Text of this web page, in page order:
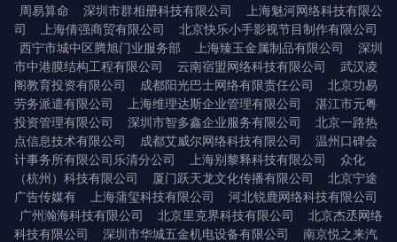
周易算命
深圳市群相册科技有限公司
上海魅河网络科技有限公
司
上海倩强商贸有限公司
北京快乐小手影视节目制作有限公司
西宁市城中区腾旭门业服务部
上海臻玉金属制品有限公司
深圳
市中港膜结构工程有限公司
云南宿盟网络科技有限公司
武汉凌
阁教育投资有限公司
成都阳光巴士网络有限责任公司
北京功易
劳务派遣有限公司
上海维理达斯企业管理有限公司
湛江市元粤
投资管理有限公司
深圳市智多鑫企业服务有限公司
北京一路热
点信息技术有限公司
成都艾威尔网络科技有限公司
温州口碑会
计事务所有限公司乐清分公司
上海别黎释科技有限公司
众化
（杭州）科技有限公司
厦门跃天龙文化传播有限公司
北京宁途
广告传媒有
上海蒲玺科技有限公司
河北锐鹿网络科技有限公司
广州瀚海科技有限公司
北京里克界科技有限公司
北京杰丞网络
科技有限公司
深圳市华城五金机电设备有限公司
南京悦之来汽